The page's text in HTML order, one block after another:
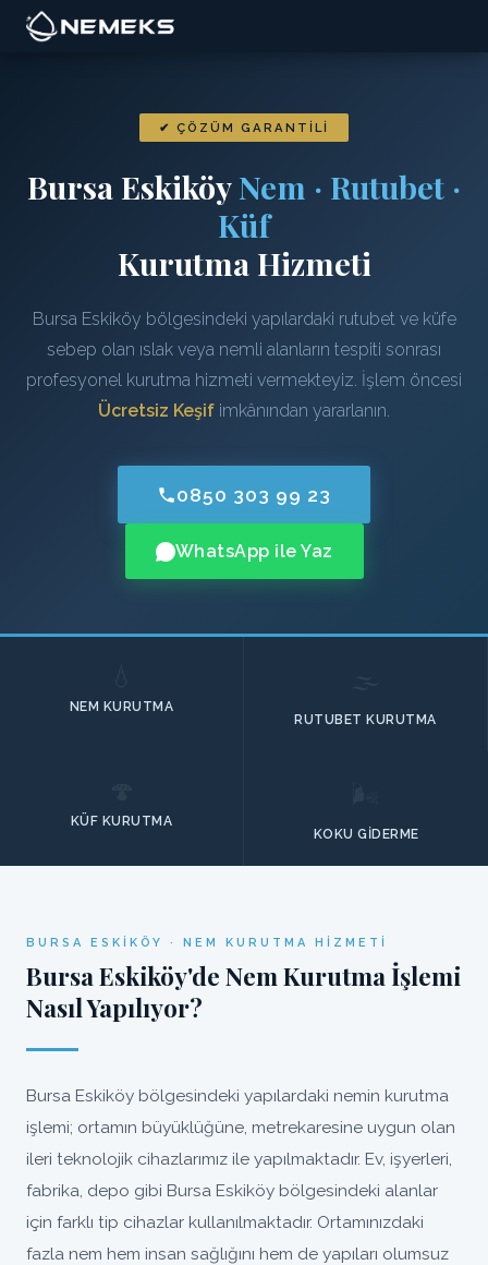
✔ ÇÖZÜM GARANTILI
Bursa EskiköyNem · Rutubet ·
Küf
Kurutma Hizmeti
Bursa Eskiköy bölgesindeki yapılardaki rutubet ve küfe
sebep olan ıslak veya nemli alanların tespiti sonrası
profesyonel kurutma hizmeti vermekteyiz. İşlem öncesi
Ücretsiz Keşif imkânından yararlanın.
0850 303 99 23
WhatsApp ile Yaz
NEM KURUTMA
RUTUBET KURUTMA
KÜF KURUTMA
KOKU GIDERME
BURSA ESKIKÖY · NEM KURUTMA HIZMETI
Bursa Eskiköy'de Nem Kurutma İşlemi
Nasıl Yapılıyor?
Bursa Eskiköy bölgesindeki yapılardaki nemin kurutma
işlemi; ortamın büyüklüğüne, metrekaresine uygun olan
ileri teknolojik cihazlarımız ile yapılmaktadır. Ev, işyerleri,
fabrika, depo gibi Bursa Eskiköy bölgesindeki alanlar
için farklı tip cihazlar kullanılmaktadır. Ortamınızdaki
fazla nem hem insan sağlığını hem de yapıları olumsuz